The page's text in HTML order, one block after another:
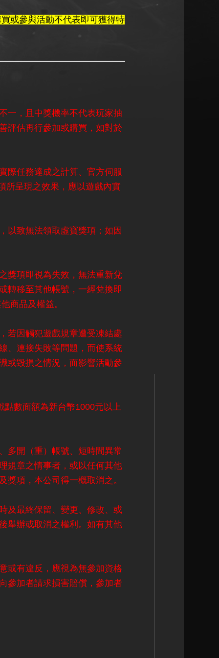
或參與活動不代表即可獲得特
一，且中獎機率不代表玩家抽
評估再行參加或購買，如對於
際任務達成之計算、官方伺服
所呈現之效果，應以遊戲內實
以致無法領取虛寶獎項；如因
獎項即視為失效，無法重新兌
轉移至其他帳號，一經兌換即
商品及權益。
若因觸犯遊戲規章遭受凍結處
、連接失敗等問題，而使系統
或毀損之情況，而影響活動參
數面額為新台幣1000元以上
多開（重）帳號、短時間異常
規章之情事者，或以任何其他
項，本公司得一概取消之。
及最終保留、變更、修改、或
舉辦或取消之權利。如有其他
或有違反，應視為無參加資格
參加者請求損害賠償，參加者